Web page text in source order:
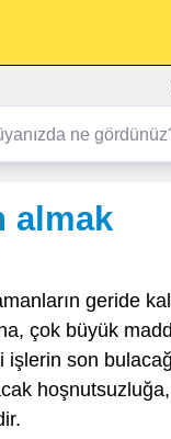
almak
geride
çok büyük
işlerin son